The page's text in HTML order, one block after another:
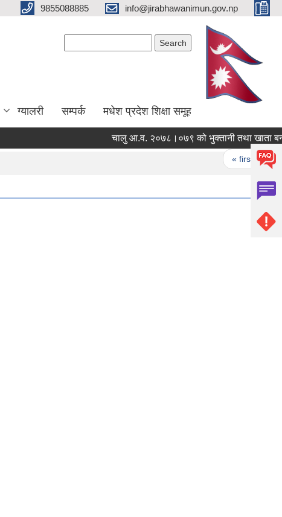
9855088885 info@jirabhawanimun.gov.np
ग्यालरी सम्पर्क मधेश प्रदेश शिक्षा समूह
चालु आ.व. २०७८।०७९ को भुक्तानी तथा खाता
« first ‹